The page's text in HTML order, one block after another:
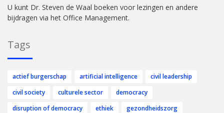
U kunt Dr. Steven de Waal boeken voor lezingen en andere
bijdragen via het Office Management.
Tags
actief burgerschap artificial intelligence
civil leadership
civil society
culturele sector
democracy
disruption of democracy
ethiek
gezondheidszorg